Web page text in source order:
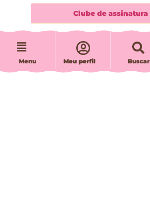
Clube de assinatura
Menu Meu perfil Buscar